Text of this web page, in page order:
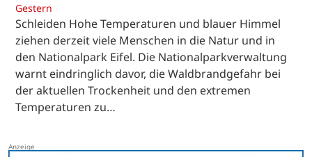
Gestern
Schleiden Hohe Temperaturen und blauer Himmel
ziehen derzeit viele Menschen in die Natur und in
den Nationalpark Eifel. Die Nationalparkverwaltung
warnt eindringlich davor, die Waldbrandgefahr bei
der aktuellen Trockenheit und den extremen
Temperaturen zu…